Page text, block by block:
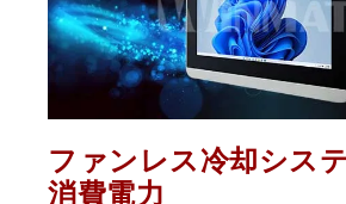
ファンレス冷却シス
消費電力